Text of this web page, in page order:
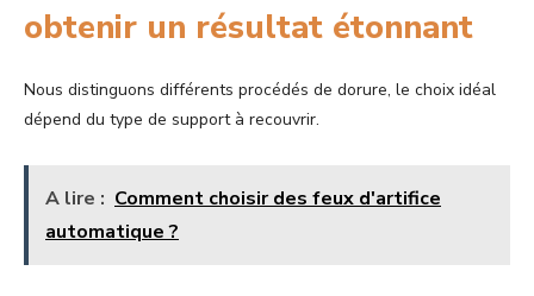
obtenir un résultat étonnant
Nous distinguons différents procédés de dorure, le choix idéal
dépend du type de support à recouvrir.
A lire : Comment choisir des feux d'artifice
automatique ?